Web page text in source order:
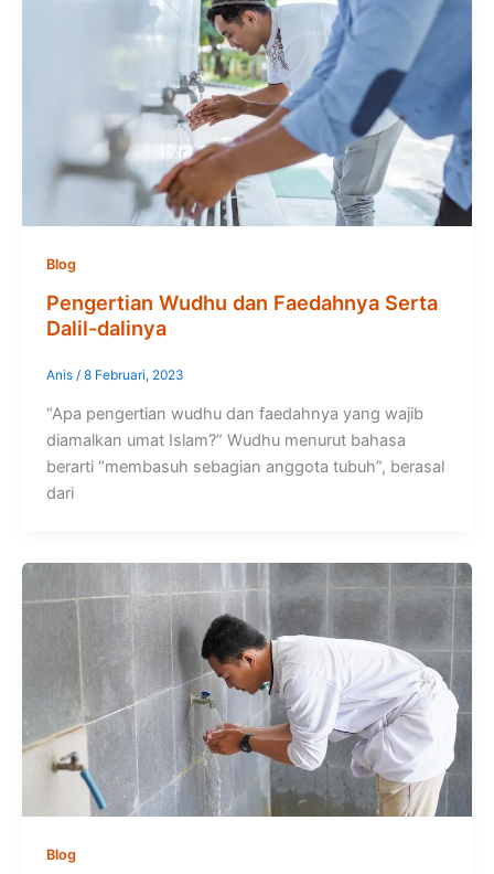
Blog
Pengertian Wudhu dan Faedahnya Serta
Dalil-dalinya
Anis / 8 Februari, 2023
“Apa pengertian wudhu dan faedahnya yang wajib
diamalkan umat Islam?” Wudhu menurut bahasa
berarti “membasuh sebagian anggota tubuh”, berasal
dari
Blog